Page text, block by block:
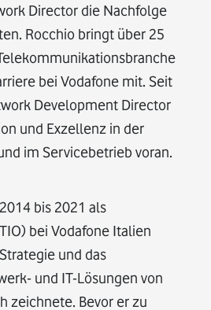
Director die Nachfolge
Rocchio bringt über 25
bei Vodafone mit. Seit
Development Director
und Exzellenz in der
im Servicebetrieb voran.
bis 2021 als
bei Vodafone Italien
und das
und IT-Lösungen von
zeichnete. Bevor er zu